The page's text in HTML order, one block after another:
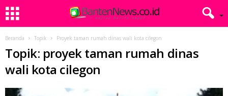
Beranda Topik Proyek taman rumah dinas wali kota cilegon
Topik: proyek taman rumah dinas
wali kota cilegon